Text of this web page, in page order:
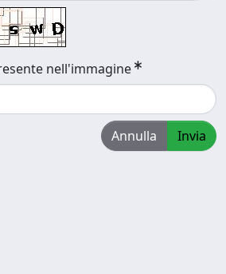
nell'immagine
Annulla Invia